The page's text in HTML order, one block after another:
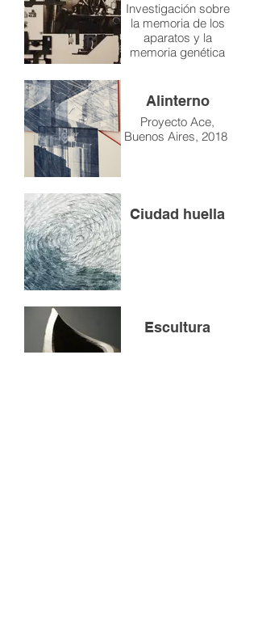
Investigación sobre
la memoria de los
aparatos y la
memoria genética
Alinterno
Proyecto Ace,
Buenos Aires, 2018
Ciudad huella
Escultura